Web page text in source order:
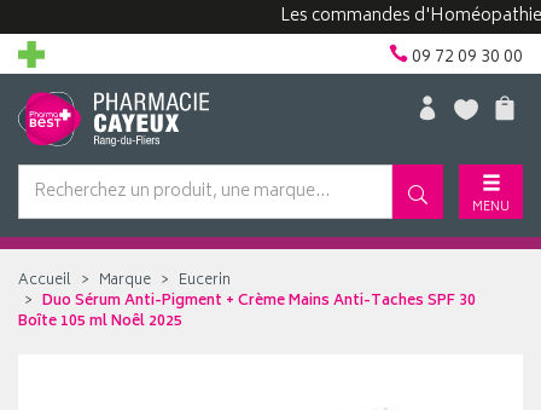
Les commandes d'Homéopathie
09 72 09 30 00
MENU
Accueil Marque
Eucerin
Duo Sérum Anti-Pigment + Crème Mains Anti-Taches SPF 30
Boîte 105 ml Noêl 2025